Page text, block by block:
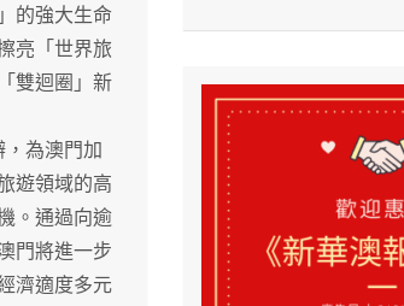
的強大生命
亮「世界旅
雙迴圈」新
為澳門加
遊領域的高
。通過向逾
門將進一步
濟適度多元